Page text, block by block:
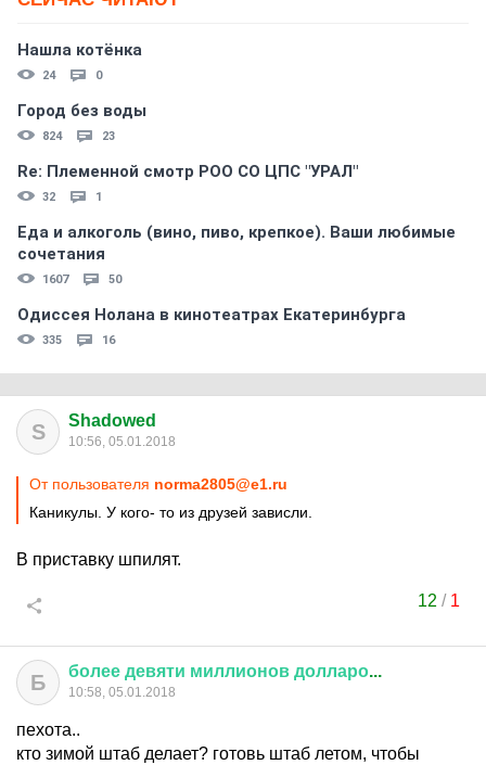
Нашла котёнка
24 0
Город без воды
824 23
Re: Племеннoй смoтр РOO CO ЦПС "УРАЛ"
32 1
Еда и алкоголь (вино, пиво, крепкое). Ваши любимые
сочетания
1607 50
Одиссея Нолана в кинотеатрах Екатеринбурга
335 16
S Shadowed
10:56, 05.01.2018
От пользователя norma2805@e1.ru
Каникулы. У кого- то из друзей зависли.
В приставку шпилят.
12 / 1
Б более девяти миллионов долларо...
10:58, 05.01.2018
пехота..
кто зимой штаб делает? готовь штаб летом, чтобы